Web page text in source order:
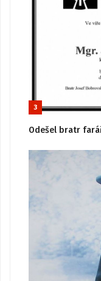
3
Odešel bratr